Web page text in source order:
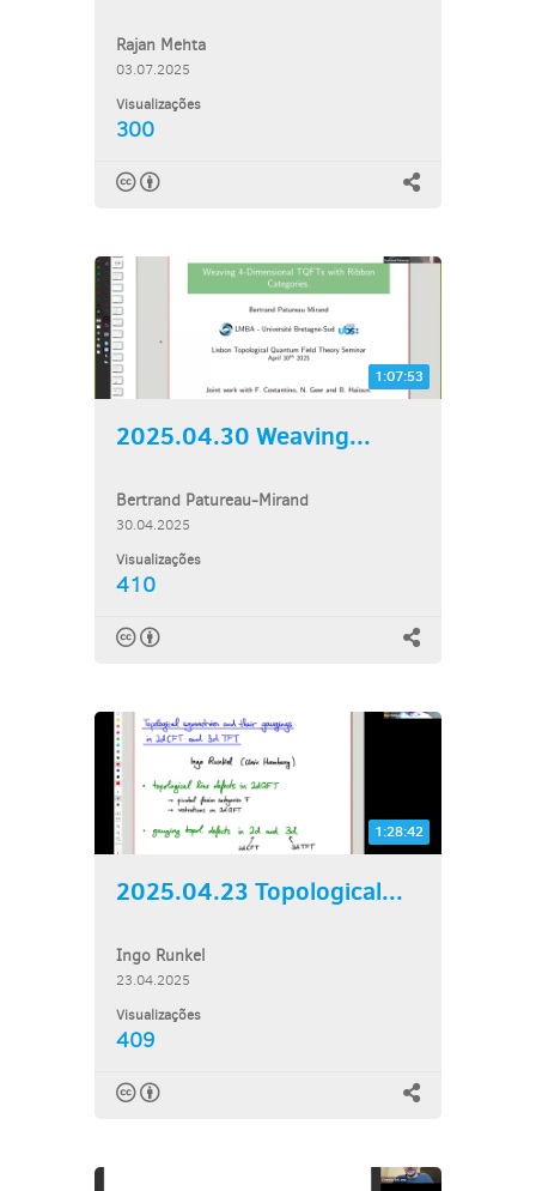
Rajan Mehta
03.07.2025
Visualizações
300
1:07:53
2025.04.30 Weaving...
Bertrand Patureau-Mirand
30.04.2025
Visualizações
410
1:28:42
2025.04.23 Topological...
Ingo Runkel
23.04.2025
Visualizações
409